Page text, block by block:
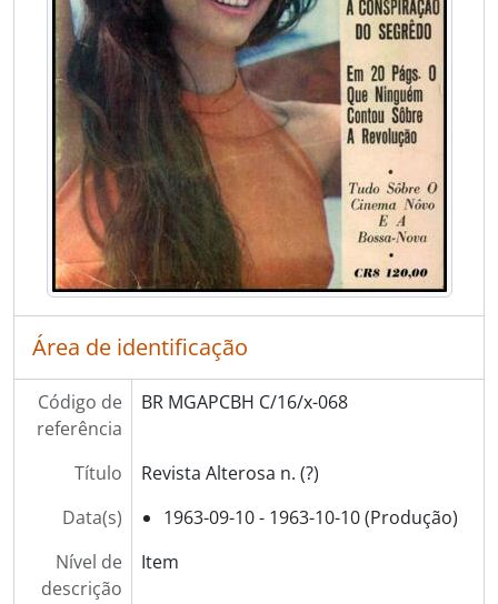
Área de identificação
Código de
referência
BR MGAPCBH C/16/x-068
Título
Revista Alterosa n. (?)
Data(s)
1963-09-10 - 1963-10-10 (Produção)
Nível de
descrição
Item